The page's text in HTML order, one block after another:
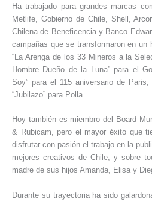
Ha trabajado para grandes marcas
Metlife, Gobierno de Chile, Shell,
Chilena de Beneficencia y Banco
campañas que se transformaron en un
“La Arenga de los 33 Mineros a la
Hombre Dueño de la Luna” para el
Soy” para el 115 aniversario de
“Jubilazo” para Polla.
Hoy también es miembro del Board
& Rubicam, pero el mayor éxito que
disfrutar con pasión el trabajo en la
mejores creativos de Chile, y sobre
madre de sus hijos Amanda, Elisa y
Durante su trayectoria ha sido